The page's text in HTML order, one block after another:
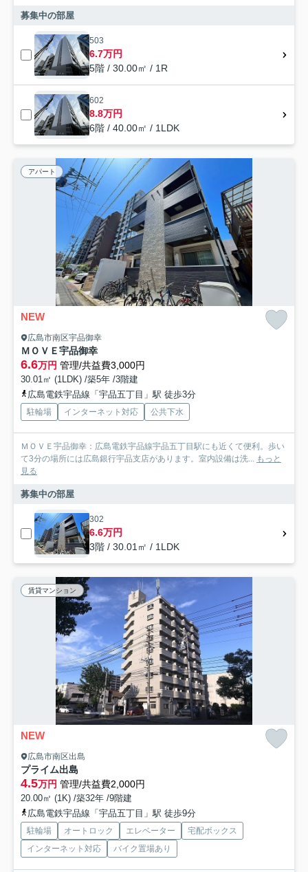
募集中の部屋
503
6.7万円
5階 / 30.00㎡ / 1R
602
8.8万円
6階 / 40.00㎡ / 1LDK
アパート
NEW
広島市南区宇品御幸
ＭＯＶＥ宇品御幸
6.6万円 管理/共益費3,000円
30.01㎡ (1LDK) /築5年 /3階建
広島電鉄宇品線「宇品五丁目」駅 徒歩3分
駐輪場 インターネット対応 公共下水
ＭＯＶＥ宇品御幸：広島電鉄宇品線宇品五丁目駅にも近くて便利。歩い
て3分の場所には広島銀行宇品支店があります。室内設備は洗... もっと
見る
募集中の部屋
302
6.6万円
3階 / 30.01㎡ / 1LDK
賃貸マンション
NEW
広島市南区出島
プライム出島
4.5万円 管理/共益費2,000円
20.00㎡ (1K) /築32年 /9階建
広島電鉄宇品線「宇品五丁目」駅 徒歩9分
駐輪場 オートロック エレベーター
宅配ボックス
インターネット対応
バイク置場あり